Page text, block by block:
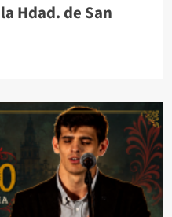
Hdad. de San